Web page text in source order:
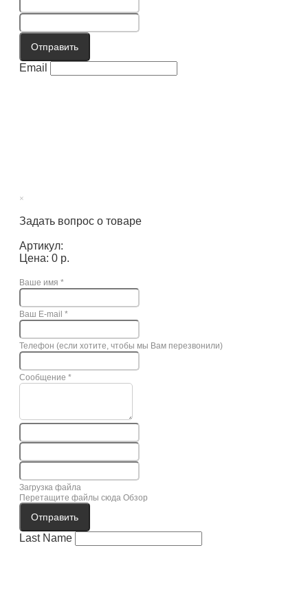
Отправить
Email
×
Задать вопрос о товаре
Артикул:
Цена: 0 р.
Ваше имя *
Ваш E-mail *
Телефон (если хотите, чтобы мы Вам перезвонили)
Сообщение *
Загрузка файла
Перетащите файлы сюда Обзор
Отправить
Last Name